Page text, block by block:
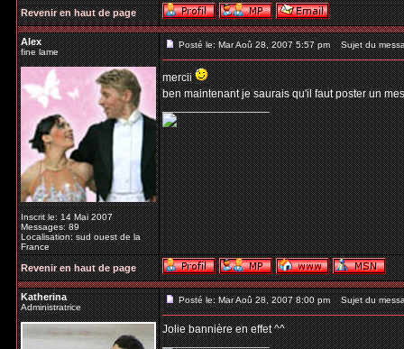
Revenir en haut de page
Alex
fine lame
Inscrit le: 14 Mai 2007
Messages: 89
Localisation: sud ouest de la
France
Posté le: Mar Aoû 28, 2007 5:57 pm Sujet du
mercii
ben maintenant je saurais qu'il faut poster un
_________________
Revenir en haut de page
Katherina
Administratrice
Posté le: Mar Aoû 28, 2007 8:00 pm Sujet du
Jolie bannière en effet ^^
_________________